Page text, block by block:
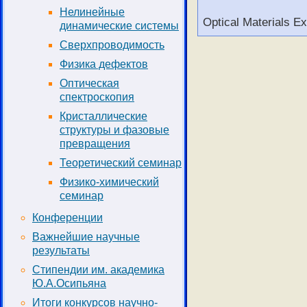
Нелинейные
динамические системы
Сверхпроводимость
Физика дефектов
Оптическая
спектроскопия
Кристаллические
структуры и фазовые
превращения
Теоретический семинар
Физико-химический
семинар
Конференции
Важнейшие научные
результаты
Стипендии им. академика
Ю.А.Осипьяна
Итоги конкурсов научно-
Optical Materials